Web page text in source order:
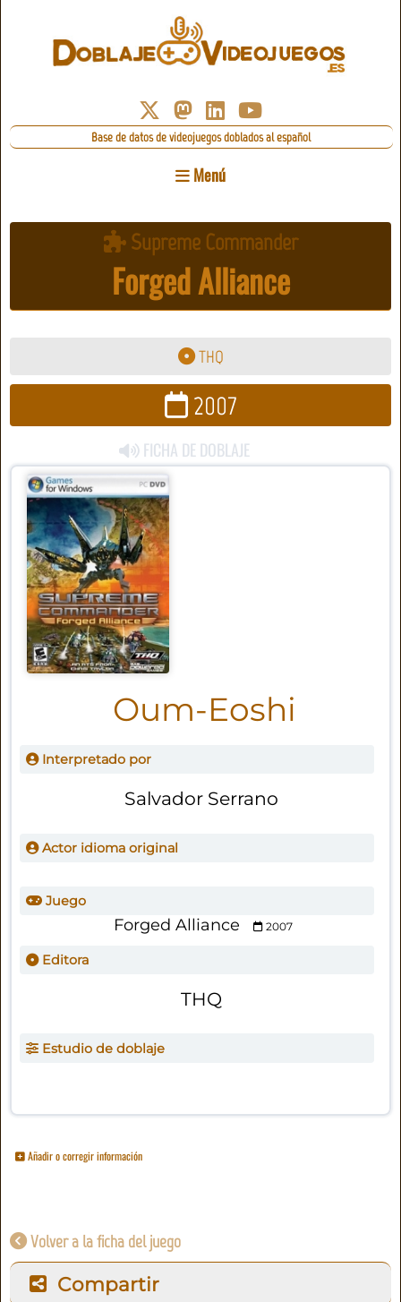
Base de datos de videojuegos doblados al español
Menú
Supreme Commander
Forged Alliance
THQ
2007
FICHA DE DOBLAJE
Oum-Eoshi
Interpretado por
Salvador Serrano
Actor idioma original
Juego
Forged Alliance 2007
Editora
THQ
Estudio de doblaje
Añadir o corregir información
Volver a la ficha del juego
Compartir